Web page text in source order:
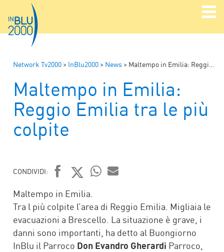
Network Tv2000 > InBlu2000 > News > Maltempo in Emilia: Reggio Emilia tra le più colpite
Maltempo in Emilia:
Reggio Emilia tra le più
colpite
CONDIVIDI:
FACEBOOK
TWITTER
WHATSAPP
Maltempo in Emilia.
Tra l più colpite l’area di Reggio Emilia. Migliaia le
evacuazioni a Brescello. La situazione è grave, i
danni sono importanti, ha detto al Buongiorno
InBlu il Parroco Don Evandro Gherardi Parroco,